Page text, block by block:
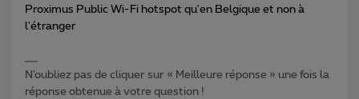
Proximus Public Wi-Fi hotspot qu'en Belgique et non à
l'étranger
N’oubliez pas de cliquer sur « Meilleure réponse » une fois la
réponse obtenue à votre question !